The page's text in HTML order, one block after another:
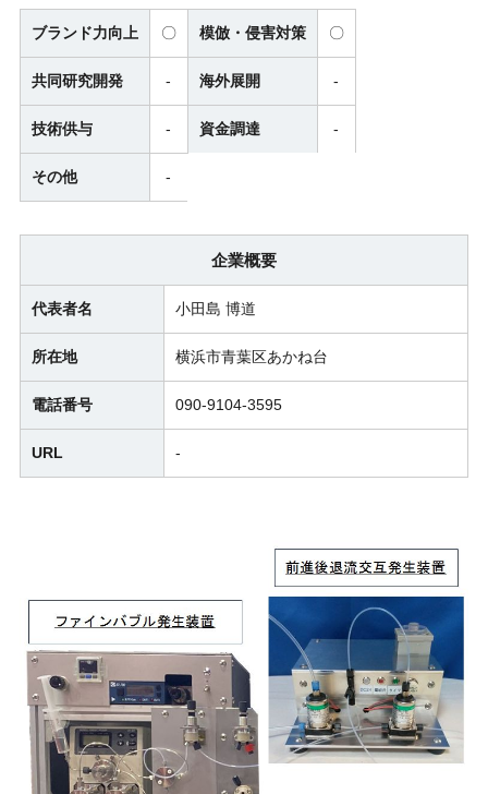
ブランド力向上 〇 模倣・侵害対策 〇
共同研究開発 - 海外展開 -
技術供与 - 資金調達 -
その他 -
企業概要
代表者名 小田島 博道
所在地 横浜市青葉区あかね台
電話番号 090-9104-3595
URL -